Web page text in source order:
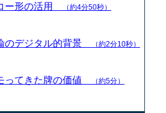
ー形の活用 （約4分50秒）
のデジタル的背景 （約2分10秒）
ってきた牌の価値 （約5分）